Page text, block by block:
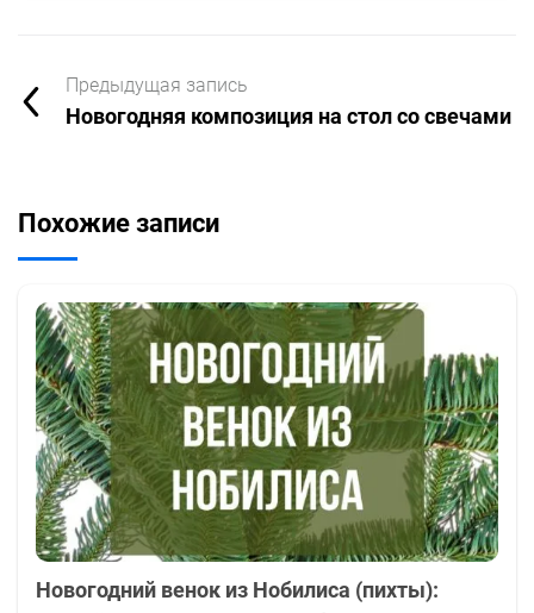
обстановке.
отличный способ провести время всей семьёй,
погрузившись в атмосферу праздника.
классе?
Тематика занятий разнообразна и охватывает
множество идей:
Как сделать Новогодний букет из веток пихты
и других растений своими руками.
Новогодний венок из различных природных
материалов.
Предыдущая запись
Новогодняя композиция на стол со свечами
Похожие записи
Новогодний венок из Нобилиса (пихты):